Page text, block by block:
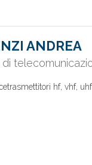
ANDREA
hf, vhf,